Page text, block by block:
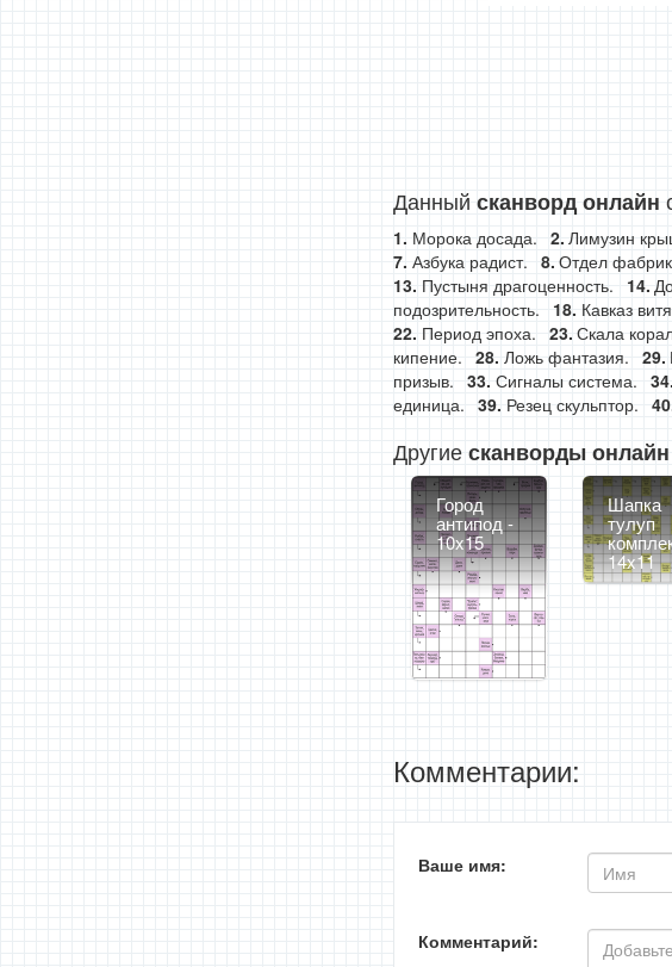
Данный сканворд онлайн
Морока досада. Лимузин
Азбука радист.
Отдел
Пустыня драгоценность.
подозрительность.
Кавказ
Период эпоха.
Скала
кипение.
Ложь фантазия.
призыв.
Сигналы система.
единица.
Резец скульптор.
Другиесканворды онлайн
Город
антипод -
10x15
Шапка
тулуп
14x11
Комментарии:
Ваше имя:
Комментарий: